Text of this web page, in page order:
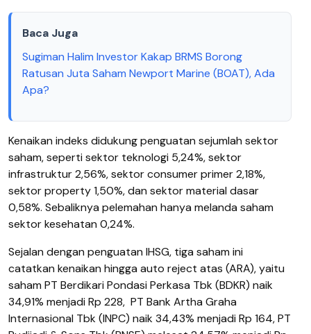
Baca Juga
Sugiman Halim Investor Kakap BRMS Borong
Ratusan Juta Saham Newport Marine (BOAT), Ada
Apa?
Kenaikan indeks didukung penguatan sejumlah sektor
saham, seperti sektor teknologi 5,24%, sektor
infrastruktur 2,56%, sektor consumer primer 2,18%,
sektor property 1,50%, dan sektor material dasar
0,58%. Sebaliknya pelemahan hanya melanda saham
sektor kesehatan 0,24%.
Sejalan dengan penguatan IHSG, tiga saham ini
catatkan kenaikan hingga auto reject atas (ARA), yaitu
saham PT Berdikari Pondasi Perkasa Tbk (BDKR) naik
34,91% menjadi Rp 228, PT Bank Artha Graha
Internasional Tbk (INPC) naik 34,43% menjadi Rp 164, PT